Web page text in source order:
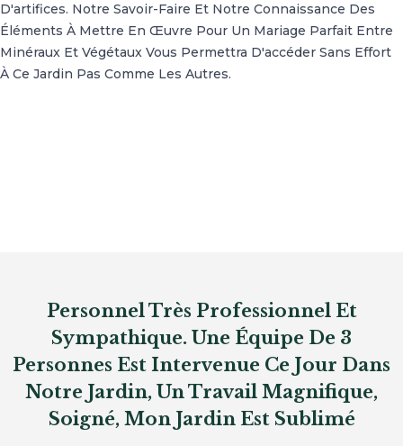
D'artifices. Notre Savoir-Faire Et Notre Connaissance Des
Éléments À Mettre En Œuvre Pour Un Mariage Parfait Entre
Minéraux Et Végétaux Vous Permettra D'accéder Sans Effort
À Ce Jardin Pas Comme Les Autres.
Personnel Très Professionnel Et
Sympathique. Une Équipe De 3
Personnes Est Intervenue Ce Jour Dans
Notre Jardin, Un Travail Magnifique,
Soigné, Mon Jardin Est Sublimé